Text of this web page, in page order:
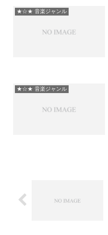
★☆★ 音楽ジャンル
★☆★ 音楽ジャンル